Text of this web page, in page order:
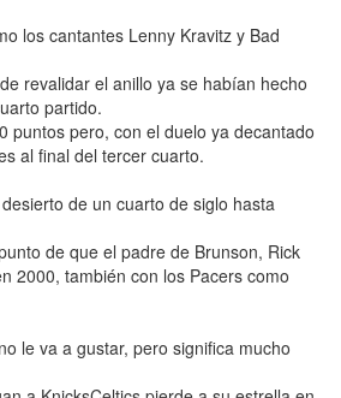
los cantantes Lenny Kravitz y Bad
revalidar el anillo ya se habían hecho
partido.
puntos pero, con el duelo ya decantado
al final del tercer cuarto.
de un cuarto de siglo hasta
de que el padre de Brunson, Rick
2000, también con los Pacers como
le va a gustar, pero significa mucho